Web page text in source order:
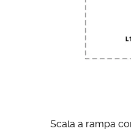
Scala a rampa